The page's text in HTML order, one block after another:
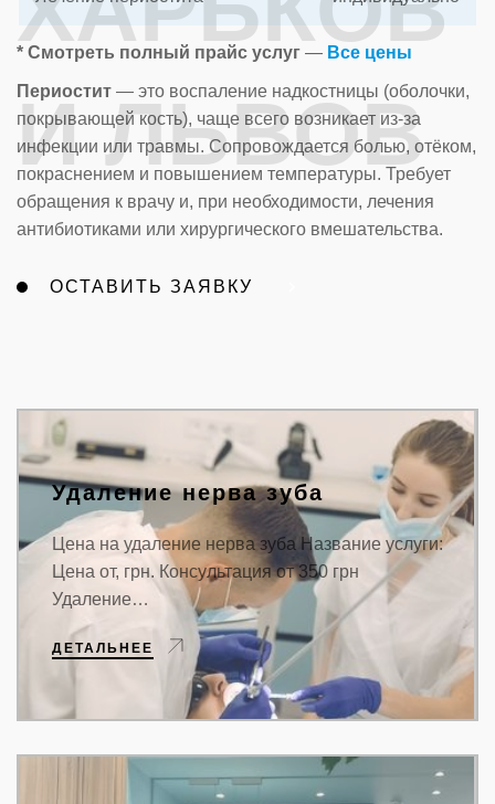
И ЛЬВОВ
* Смотреть полный прайс услуг — Все цены
Периостит — это воспаление надкостницы (оболочки,
покрывающей кость), чаще всего возникает из-за
инфекции или травмы. Сопровождается болью, отёком,
покраснением и повышением температуры. Требует
обращения к врачу и, при необходимости, лечения
антибиотиками или хирургического вмешательства.
ОСТАВИТЬ ЗАЯВКУ
Удаление нерва зуба
Цена на удаление нерва зуба Название услуги:
Цена от, грн. Консультация от 350 грн
Удаление…
ДЕТАЛЬНЕЕ